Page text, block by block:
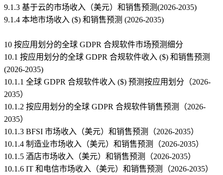
9.1.3 基于云的市场收入（美元）和销售预测(2026-2035)
9.1.4 本地市场收入 ($) 和销售预测 (2026-2035)
10 按应用划分的全球 GDPR 合规软件市场预测细分
10.1 按应用划分的全球 GDPR 合规软件收入 ($) 和销售预测
(2026-2035)
10.1.1 全球 GDPR 合规软件收入 ($) 预测按应用划分（2026-
2035）
10.1.2 按应用划分的全球 GDPR 合规软件销售预测（2026-
2035）
10.1.3 BFSI 市场收入（美元）和销售预测（2026-2035）
10.1.4 制造业市场收入（美元）和销售预测（2026-2035）
10.1.5 酒店市场收入（美元）和销售预测（2026-2035）
10.1.6 IT 和电信市场收入（美元）和销售预测（2026-2035）